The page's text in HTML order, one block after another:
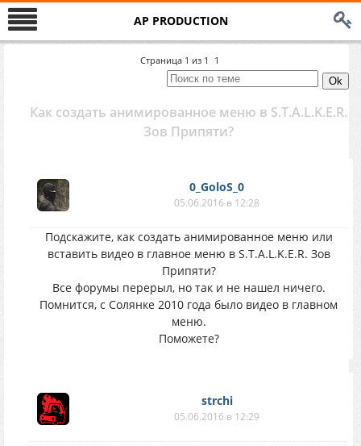
AP PRODUCTION
Страница 1 из 1 1
Как создать анимированное меню в S.T.A.L.K.E.R.
Зов Припяти?
0_GoloS_0
05.06.2016 в 12:28
Подскажите, как создать анимированное меню или
вставить видео в главное меню в S.T.A.L.K.E.R. Зов
Припяти?
Все форумы перерыл, но так и не нашел ничего.
Помнится, с Солянке 2010 года было видео в главном
меню.
Поможете?
strchi
05.06.2016 в 12:29